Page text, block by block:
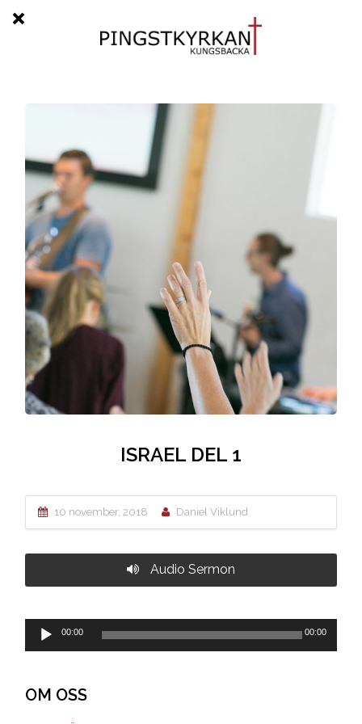
ISRAEL DEL 1
10 november, 2018 Daniel Viklund
Audio Sermon
Ljudspelare
00:00 00:00
OM OSS